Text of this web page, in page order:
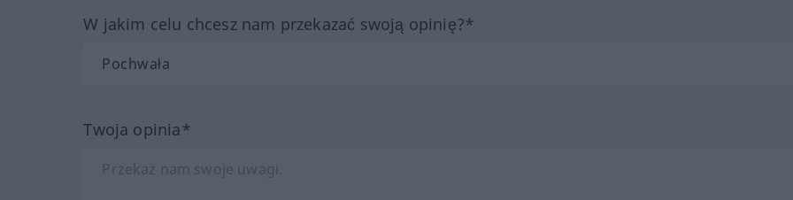
W jakim celu chcesz nam przekazać swoją opinię?*
Twoja opinia*